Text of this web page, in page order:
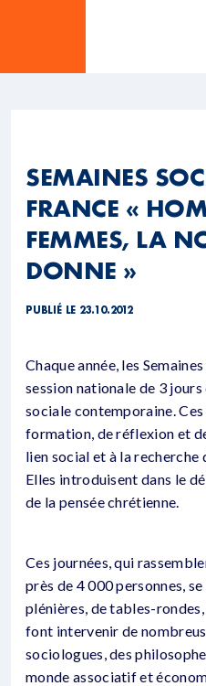
SEMAINES
FRANCE «
FEMMES, LA
DONNE »
PUBLIÉ LE 23.10.2012
Chaque année, les
session nationale de 3
sociale contemporaine.
formation, de réflexion et
lien social et à la
Elles introduisent dans le
de la pensée chrétienne.
Ces journées, qui
près de 4 000 personnes,
plénières, de tables-
font intervenir de
sociologues, des
monde associatif et